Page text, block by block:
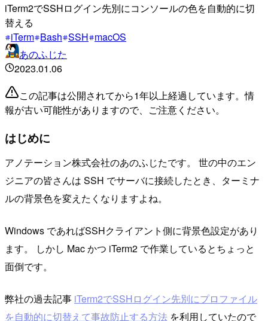
iTerm2でSSHログイン先別にコンソールの色を自動的に切
替える
iTerm Bash SSH macOS
あのふじた
2023.01.06
この記事は公開されてから1年以上経過しています。情
報が古い可能性がありますので、ご注意ください。
はじめに
アノテーション株式会社のあのふじたです。 世の中のエン
ジニアの皆さんは SSH でサーバに接続したとき、ターミナ
ルの背景色を変えたくなりますよね。
Windows であればSSHクライアント側に背景色設定があり
ます。 しかし Mac かつ iTerm2 で作業しているとちょっと
面倒です。
弊社の過去記事 iTerm2でSSHログイン先別にプロファイル
を自動的に切替えて事故防止する方法 を利用していたので